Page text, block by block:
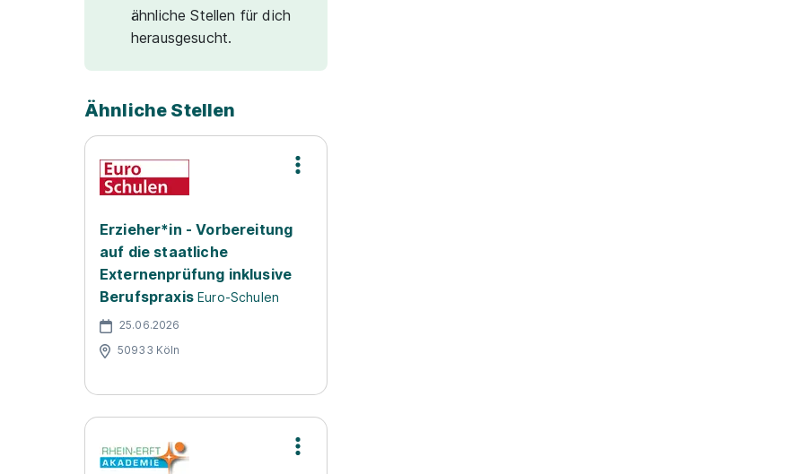
ähnliche Stellen für dich
herausgesucht.
Ähnliche Stellen
Erzieher*in - Vorbereitung
auf die staatliche
Externenprüfung inklusive
Berufspraxis Euro-Schulen
25.06.2026
50933 Köln